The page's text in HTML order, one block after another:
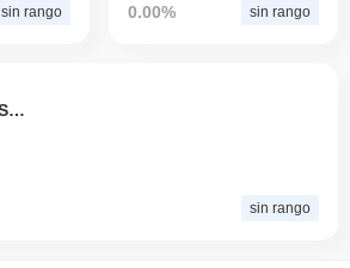
sin rango 0.00% sin rango
Savanna Survival
sin rango